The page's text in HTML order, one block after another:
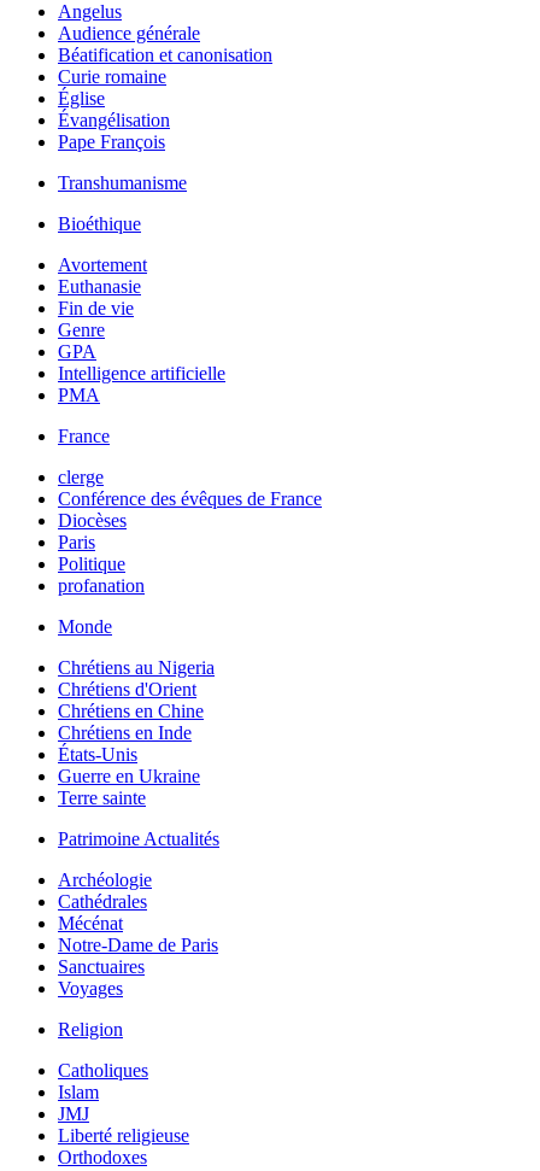
Angelus
Audience générale
Béatification et canonisation
Curie romaine
Église
Évangélisation
Pape François
Transhumanisme
Bioéthique
Avortement
Euthanasie
Fin de vie
Genre
GPA
Intelligence artificielle
PMA
France
clerge
Conférence des évêques de France
Diocèses
Paris
Politique
profanation
Monde
Chrétiens au Nigeria
Chrétiens d'Orient
Chrétiens en Chine
Chrétiens en Inde
États-Unis
Guerre en Ukraine
Terre sainte
Patrimoine Actualités
Archéologie
Cathédrales
Mécénat
Notre-Dame de Paris
Sanctuaires
Voyages
Religion
Catholiques
Islam
JMJ
Liberté religieuse
Orthodoxes